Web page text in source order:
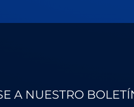
A NUESTRO